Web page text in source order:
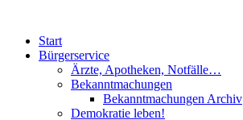
Start
Bürgerservice
Ärzte, Apotheken, Notfälle…
Bekanntmachungen
Bekanntmachungen Archiv
Demokratie leben!